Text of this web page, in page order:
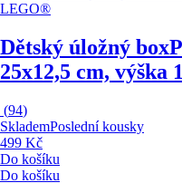
LEGO®
Dětský úložný box
25x12,5 cm, výška
(94)
SklademPoslední kousky
499 Kč
Do košíku
Do košíku